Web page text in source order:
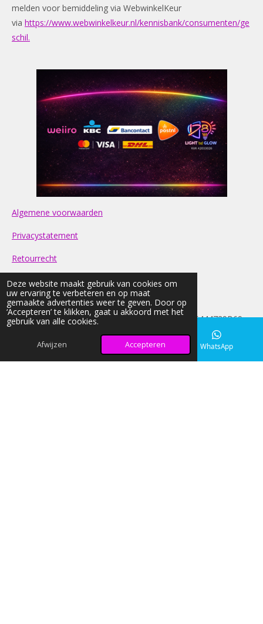
Deze website maakt gebruik van cookies om
uw ervaring te verbeteren en op maat
gemaakte advertenties weer te geven. Door op
‘Accepteren’ te klikken, gaat u akkoord met het
gebruik van alle cookies.
Afwijzen Accepteren
melden voor bemiddeling via WebwinkelKeur
via https://www.webwinkelkeur.nl/kennisbank/consumenten/ge
schil.
Algemene voorwaarden
Privacystatement
Retourrecht
Contact
FAQ
© 2026 light-nd-glow KVK: 42033026 BTW:NL005444729B69
Alle prijzen op onze website zijn Inclusief BTW
E-mailadres Instagram WhatsApp